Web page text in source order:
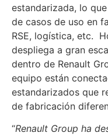
estandarizada, lo
de casos de uso en
RSE, logística, etc.
despliega a gran
dentro de Renault
equipo están
estandarizados que
de fabricación
“Renault Group ha